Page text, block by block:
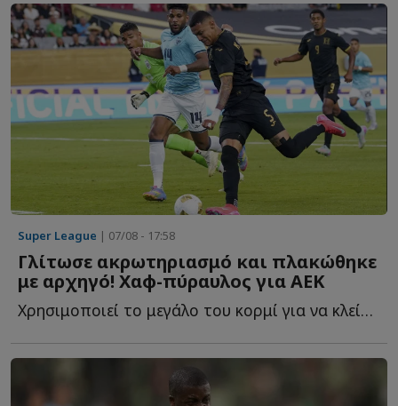
Super League | 07/08 - 17:58
Γλίτωσε ακρωτηριασμό και πλακώθηκε
με αρχηγό! Χαφ-πύραυλος για ΑΕΚ
Χρησιμοποιεί το μεγάλο του κορμί για να κλείσει χώρους, ν...